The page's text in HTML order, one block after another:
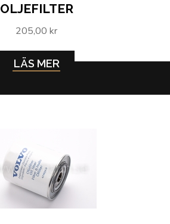
OLJEFILTER
205,00 kr
LÄS MER